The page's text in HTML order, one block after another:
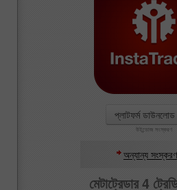
প্লাটফর্ম
উইন্ডোজ সংস্করণ
অন্যান্য সংস্করণ
মেটাট্রেডার 4